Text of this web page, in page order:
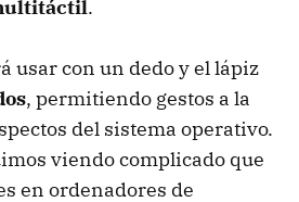
.
usar con un dedo y el lápiz
, permitiendo gestos a la
del sistema operativo.
viendo complicado que
en ordenadores de